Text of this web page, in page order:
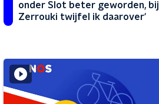
onder Slot beter geworden, bij
Zerrouki twijfel ik daarover'